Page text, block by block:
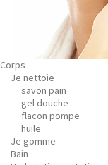
Corps
Je nettoie
savon pain
gel douche
flacon pompe
huile
Je gomme
Bain